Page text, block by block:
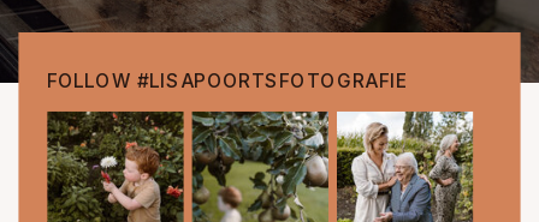
FOLLOW #LISAPOORTSFOTOGRAFIE